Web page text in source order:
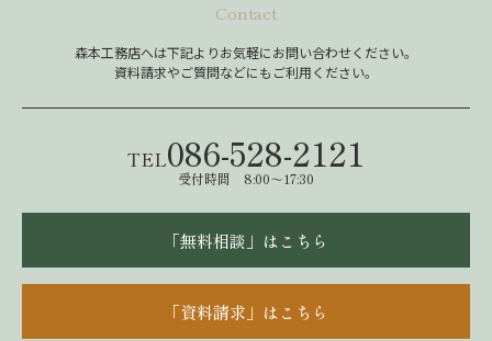
Contact
森本工務店へは下記よりお気軽にお問い合わせください。
資料請求やご質問などにもご利用ください。
TEL086-528-2121
受付時間 8:00～17:30
「無料相談」はこちら
「資料請求」はこちら